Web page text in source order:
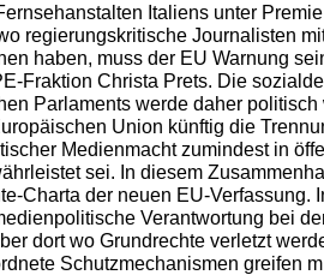
Italiens unter
regierungskritische Journalisten
haben, muss der EU Warnung
Fraktion Christa Prets. Die
Parlaments werde daher politisch
Union künftig die
Medienmacht zumindest in
sei. In diesem
Charta der neuen EU-Verfassung.
Verantwortung bei
dort wo Grundrechte verletzt
Schutzmechanismen greifen